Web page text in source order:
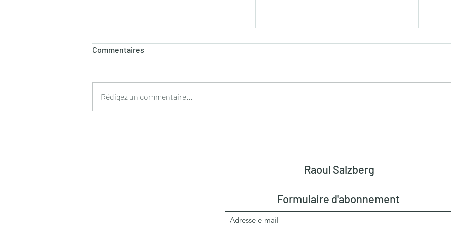
Commentaires
Rédigez un commentaire...
Raoul Salzberg
Formulaire d'abonnement